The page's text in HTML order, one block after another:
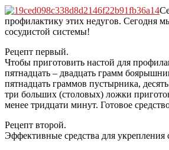
профилактику этих недугов. Сегодня
сосудистой системы!
Рецепт первый.
Чтобы приготовить настой для
пятнадцать – двадцать грамм
пятнадцать граммов пустырника,
три больших (столовых) ложки
менее тридцати минут. Готовое
Рецепт второй.
Эффективные средства для